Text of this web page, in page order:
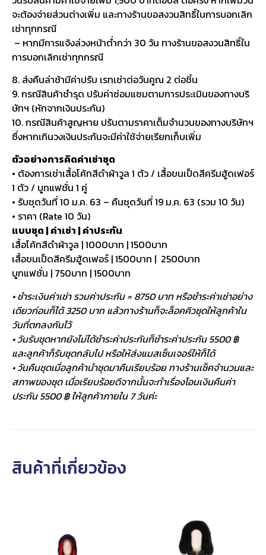
จะต้องจ่ายส่วนต่างเพิ่ม และทางร้านขอสงวนสิทธิ์ในการบอกเลิก
เช่าทุกกรณี
– หากมีการแจ้งล่วงหน้าต่ำกว่า 30 วัน ทางร้านขอสงวนสิทธิ์ใน
การบอกเลิกเช่าทุกกรณี
8. ส่งคืนล่าช้ามีค่าปรับ เรทเช่าต่อวันคูณ 2 ต่อชิ้น
9. กรณีสินค้าชำรุด ปรับค่าซ่อมแซมตามการประเมินของทางบริ
ษัทฯ (หักจากเงินประกัน)
10. กรณีสินค้าสูญหาย ปรับตามราคาเต็มจำนวนของทางบริษัทฯ
ซึ่งหากเกินวงเงินประกันจะมีค่าใช้จ่ายเรียกเก็บเพิ่ม
ตัวอย่างการคิดค่าเช่าชุด
• ต้องการเช่าเสื้อโค้ทสีดำผ้าวูล 1 ตัว / เสื้อขนเป็ดสีครีมฮู้ดเฟอร์
1 ตัว / บูทแฟชั่น 1 คู่
• รับชุดวันที่ 10 ม.ค. 63 – คืนชุดวันที่ 19 ม.ค. 63 (รวม 10 วัน)
• ราคา (Rate 10 วัน)
แบบชุด | ค่าเช่า | ค่าประกัน
เสื้อโค้ทสีดำผ้าวูล | 1000บาท | 1500บาท
เสื้อขนเป็ดสีครีมฮู้ดเฟอร์ | 1500บาท | 2500บาท
บูทแฟชั่น | 750บาท | 1500บาท
• ชำระเงินค่าเช่า รวมค่าประกัน = 8750 บาท หรือชำระค่าเช่าอย่าง
เดียวก่อนก็ได้ 3250 บาท แล้วทางร้านก็จะล็อคคิวชุดให้ลูกค้าใน
วันที่ตกลงกันไว้
• วันรับชุดหากยังไม่ได้ชำระค่าประกันก็ชำระค่าประกัน 5500 ฿
และลูกค้าก็รับชุดกลับไป หรือให้ส่งแมสเซ็นเจอร์ให้ก็ได้
• วันคืนชุดเมื่อลูกค้านำชุดมาคืนเรียบร้อย ทางร้านเช็คจำนวนและ
สภาพของชุด เมื่อเรียบร้อยดีจากนั้นจะทำเรื่องโอนเงินคืนค่า
ประกัน 5500 ฿ ให้ลูกค้าภายใน 7 วันค่ะ
สินค้าที่เกี่ยวข้อง